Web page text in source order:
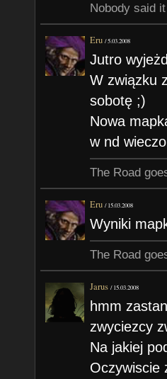
Nobody said
Eru /5.03.2008
Jutro
W związku
sobotę ;)
Nowa
w nd
The Road
Eru /15.03.2008
Wyniki
The Road
Jarus /15.03.2008
hmm
zwyciezcy
Na jakiej
Oczywiscie